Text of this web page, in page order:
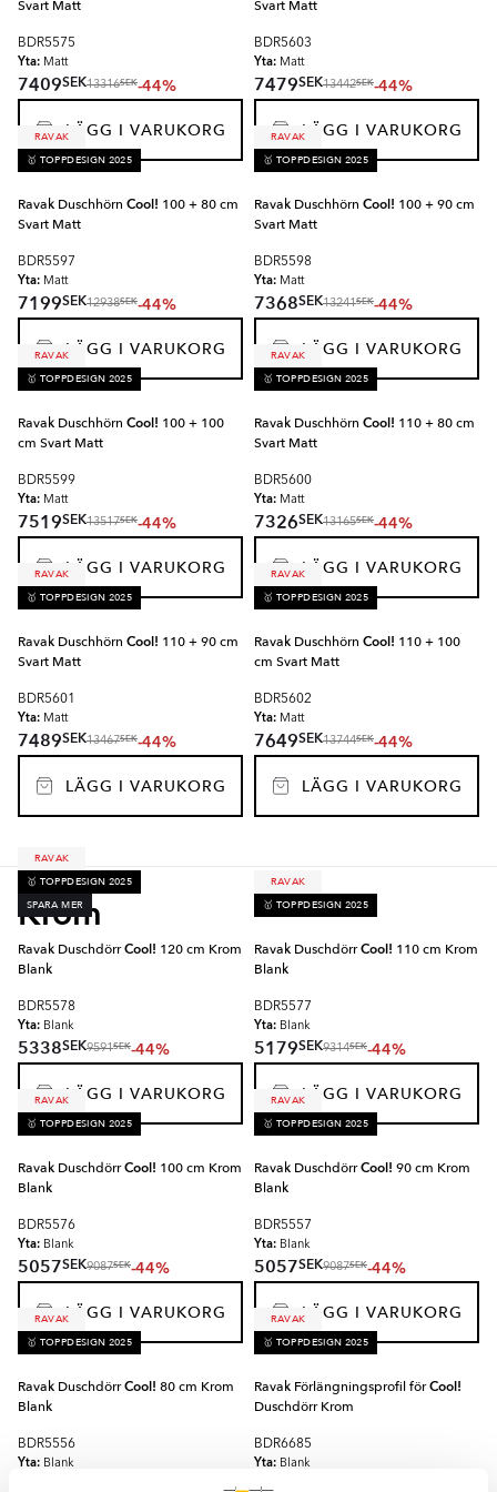
Svart Matt
BDR5575
Yta: Matt
7409SEK13316SEK-44%
LÄGG I VARUKORG
Svart Matt
BDR5603
Yta: Matt
7479SEK13442SEK-44%
LÄGG I VARUKORG
RAVAK
🥇 TOPPDESIGN 2025
Ravak Duschhörn Cool! 100 + 80 cm
Svart Matt
BDR5597
Yta: Matt
7199SEK12938SEK-44%
LÄGG I VARUKORG
RAVAK
🥇 TOPPDESIGN 2025
Ravak Duschhörn Cool! 100 + 90 cm
Svart Matt
BDR5598
Yta: Matt
7368SEK13241SEK-44%
LÄGG I VARUKORG
RAVAK
🥇 TOPPDESIGN 2025
Ravak Duschhörn Cool! 100 + 100
cm Svart Matt
BDR5599
Yta: Matt
7519SEK13517SEK-44%
LÄGG I VARUKORG
RAVAK
🥇 TOPPDESIGN 2025
Ravak Duschhörn Cool! 110 + 80 cm
Svart Matt
BDR5600
Yta: Matt
7326SEK13165SEK-44%
LÄGG I VARUKORG
RAVAK
🥇 TOPPDESIGN 2025
Ravak Duschhörn Cool! 110 + 90 cm
Svart Matt
BDR5601
Yta: Matt
7489SEK13467SEK-44%
LÄGG I VARUKORG
RAVAK
🥇 TOPPDESIGN 2025
Ravak Duschhörn Cool! 110 + 100
cm Svart Matt
BDR5602
Yta: Matt
7649SEK13744SEK-44%
LÄGG I VARUKORG
Krom
RAVAK
🥇 TOPPDESIGN 2025
SPARA MER
Ravak DuschdörrCool! 120 cm Krom
Blank
BDR5578
Yta: Blank
5338SEK9591SEK-44%
LÄGG I VARUKORG
RAVAK
🥇 TOPPDESIGN 2025
Ravak DuschdörrCool! 110 cm Krom
Blank
BDR5577
Yta: Blank
5179SEK9314SEK-44%
LÄGG I VARUKORG
RAVAK
🥇 TOPPDESIGN 2025
Ravak DuschdörrCool! 100 cm Krom
Blank
BDR5576
Yta: Blank
5057SEK9087SEK-44%
LÄGG I VARUKORG
RAVAK
🥇 TOPPDESIGN 2025
Ravak DuschdörrCool! 90 cm Krom
Blank
BDR5557
Yta: Blank
5057SEK9087SEK-44%
LÄGG I VARUKORG
RAVAK
🥇 TOPPDESIGN 2025
Ravak DuschdörrCool! 80 cm Krom
Blank
BDR5556
Yta: Blank
RAVAK
🥇 TOPPDESIGN 2025
Ravak Förlängningsprofil förCool!
Duschdörr Krom
BDR6685
Yta: Blank